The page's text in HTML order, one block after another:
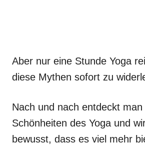
Aber nur eine Stunde Yoga
diese Mythen sofort zu
Nach und nach entdeckt man
Schönheiten des Yoga und
bewusst, dass es viel mehr